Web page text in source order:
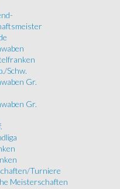
Schw.
Gr.
Gr.
Turniere
Meisterschaften